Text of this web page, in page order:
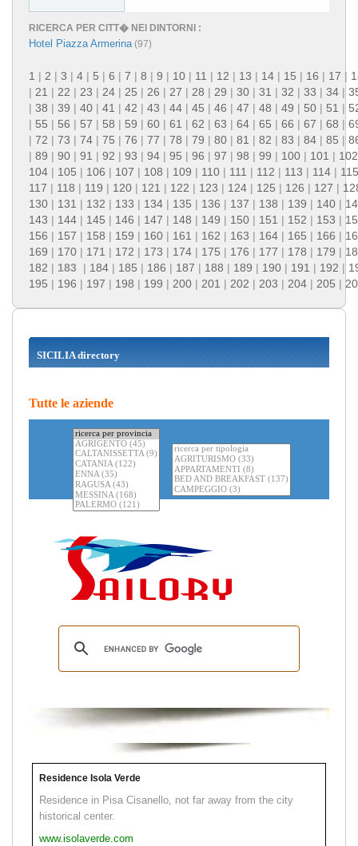
RICERCA PER CITT� NEI DINTORNI :
Hotel Piazza Armerina(97)
1 | 2 | 3 | 4 | 5 | 6 | 7 | 8 | 9 | 10 | 11 | 12 | 13 | 14 | 15 | 16 | 17 |
| 21 | 22 | 23 | 24 | 25 | 26 | 27 | 28 | 29 | 30 | 31 | 32 | 33 | 34 |
| 38 | 39 | 40 | 41 | 42 | 43 | 44 | 45 | 46 | 47 | 48 | 49 | 50 | 51 |
| 55 | 56 | 57 | 58 | 59 | 60 | 61 | 62 | 63 | 64 | 65 | 66 | 67 | 68 |
| 72 | 73 | 74 | 75 | 76 | 77 | 78 | 79 | 80 | 81 | 82 | 83 | 84 | 85 |
| 89 | 90 | 91 | 92 | 93 | 94 | 95 | 96 | 97 | 98 | 99 | 100 | 101 | 102
104 | 105 | 106 | 107 | 108 | 109 | 110 | 111 | 112 | 113 | 114 | 115
117 | 118 | 119 | 120 | 121 | 122 | 123 | 124 | 125 | 126 | 127 |
130 | 131 | 132 | 133 | 134 | 135 | 136 | 137 | 138 | 139 | 140 |
143 | 144 | 145 | 146 | 147 | 148 | 149 | 150 | 151 | 152 | 153 |
156 | 157 | 158 | 159 | 160 | 161 | 162 | 163 | 164 | 165 | 166 |
169 | 170 | 171 | 172 | 173 | 174 | 175 | 176 | 177 | 178 | 179 |
182 | 183 | 184 | 185 | 186 | 187 | 188 | 189 | 190 | 191 | 192 |
195 | 196 | 197 | 198 | 199 | 200 | 201 | 202 | 203 | 204 | 205 |
SICILIA directory
Tutte le aziende
Residence Isola Verde
Residence in Pisa Cisanello, not far away from the city
historical center.
www.isolaverde.com